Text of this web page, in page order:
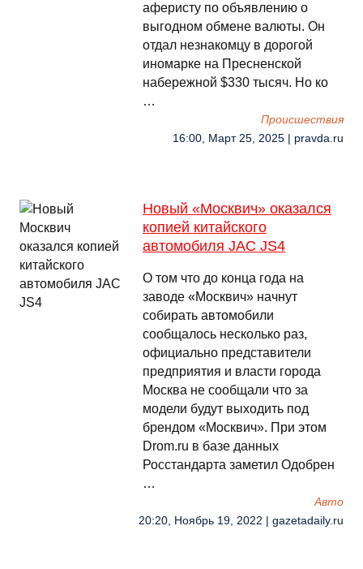
аферисту по объявлению о
выгодном обмене валюты. Он
отдал незнакомцу в дорогой
иномарке на Пресненской
набережной $330 тысяч. Но ко
…
Происшествия
16:00, Март 25, 2025 | pravda.ru
Новый «Москвич» оказался
копией китайского
автомобиля JAC JS4
О том что до конца года на
заводе «Москвич» начнут
собирать автомобили
сообщалось несколько раз,
официально представители
предприятия и власти города
Москва не сообщали что за
модели будут выходить под
брендом «Москвич». При этом
Drom.ru в базе данных
Росстандарта заметил Одобрен
…
Авто
20:20, Ноябрь 19, 2022 | gazetadaily.ru